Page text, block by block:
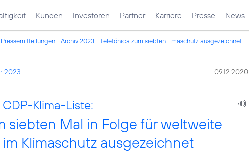
Kunden Investoren Partner Karriere Presse News
Pressemitteilungen Archiv 2023 Telefónica zum siebten ...maschutz ausgezeichnet
2023 09.12.2020
Klima-Liste:
siebten Mal in Folge für weltweite
Klimaschutz ausgezeichnet